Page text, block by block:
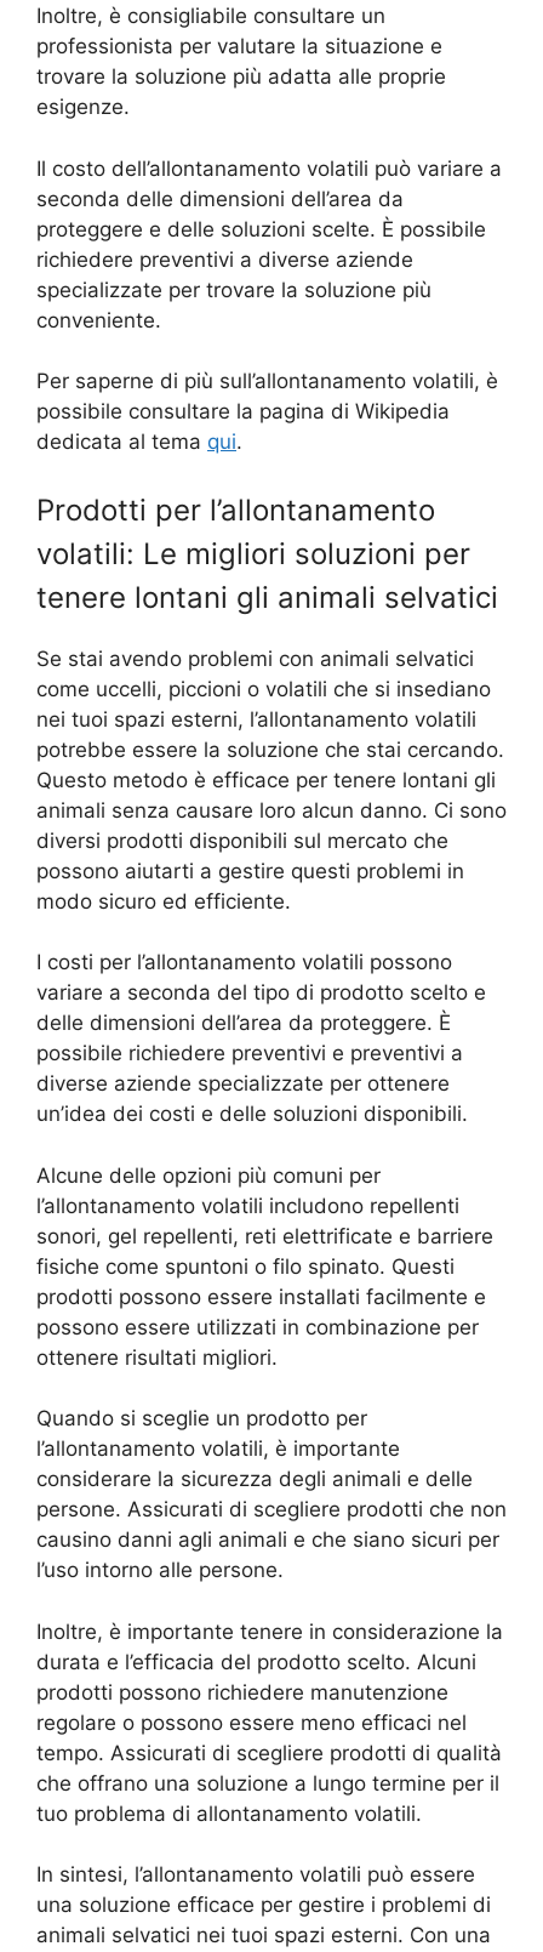
Inoltre, è consigliabile consultare un
professionista per valutare la situazione e
trovare la soluzione più adatta alle proprie
esigenze.
Il costo dell’allontanamento volatili può variare a
seconda delle dimensioni dell’area da
proteggere e delle soluzioni scelte. È possibile
richiedere preventivi a diverse aziende
specializzate per trovare la soluzione più
conveniente.
Per saperne di più sull’allontanamento volatili, è
possibile consultare la pagina di Wikipedia
dedicata al tema qui.
Prodotti per l’allontanamento
volatili: Le migliori soluzioni per
tenere lontani gli animali selvatici
Se stai avendo problemi con animali selvatici
come uccelli, piccioni o volatili che si insediano
nei tuoi spazi esterni, l’allontanamento volatili
potrebbe essere la soluzione che stai cercando.
Questo metodo è efficace per tenere lontani gli
animali senza causare loro alcun danno. Ci sono
diversi prodotti disponibili sul mercato che
possono aiutarti a gestire questi problemi in
modo sicuro ed efficiente.
I costi per l’allontanamento volatili possono
variare a seconda del tipo di prodotto scelto e
delle dimensioni dell’area da proteggere. È
possibile richiedere preventivi e preventivi a
diverse aziende specializzate per ottenere
un’idea dei costi e delle soluzioni disponibili.
Alcune delle opzioni più comuni per
l’allontanamento volatili includono repellenti
sonori, gel repellenti, reti elettrificate e barriere
fisiche come spuntoni o filo spinato. Questi
prodotti possono essere installati facilmente e
possono essere utilizzati in combinazione per
ottenere risultati migliori.
Quando si sceglie un prodotto per
l’allontanamento volatili, è importante
considerare la sicurezza degli animali e delle
persone. Assicurati di scegliere prodotti che non
causino danni agli animali e che siano sicuri per
l’uso intorno alle persone.
Inoltre, è importante tenere in considerazione la
durata e l’efficacia del prodotto scelto. Alcuni
prodotti possono richiedere manutenzione
regolare o possono essere meno efficaci nel
tempo. Assicurati di scegliere prodotti di qualità
che offrano una soluzione a lungo termine per il
tuo problema di allontanamento volatili.
In sintesi, l’allontanamento volatili può essere
una soluzione efficace per gestire i problemi di
animali selvatici nei tuoi spazi esterni. Con una